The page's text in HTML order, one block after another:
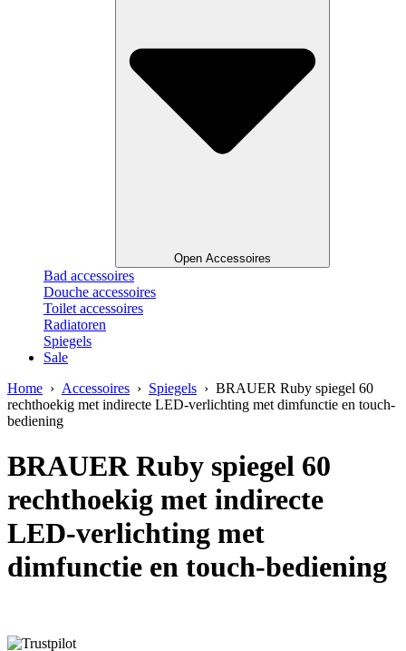
Open Accessoires
Bad accessoires
Douche accessoires
Toilet accessoires
Radiatoren
Spiegels
Sale
Home › Accessoires › Spiegels › BRAUER Ruby spiegel 60
rechthoekig met indirecte LED-verlichting met dimfunctie en touch-
bediening
BRAUER Ruby spiegel 60
rechthoekig met indirecte
LED-verlichting met
dimfunctie en touch-bediening